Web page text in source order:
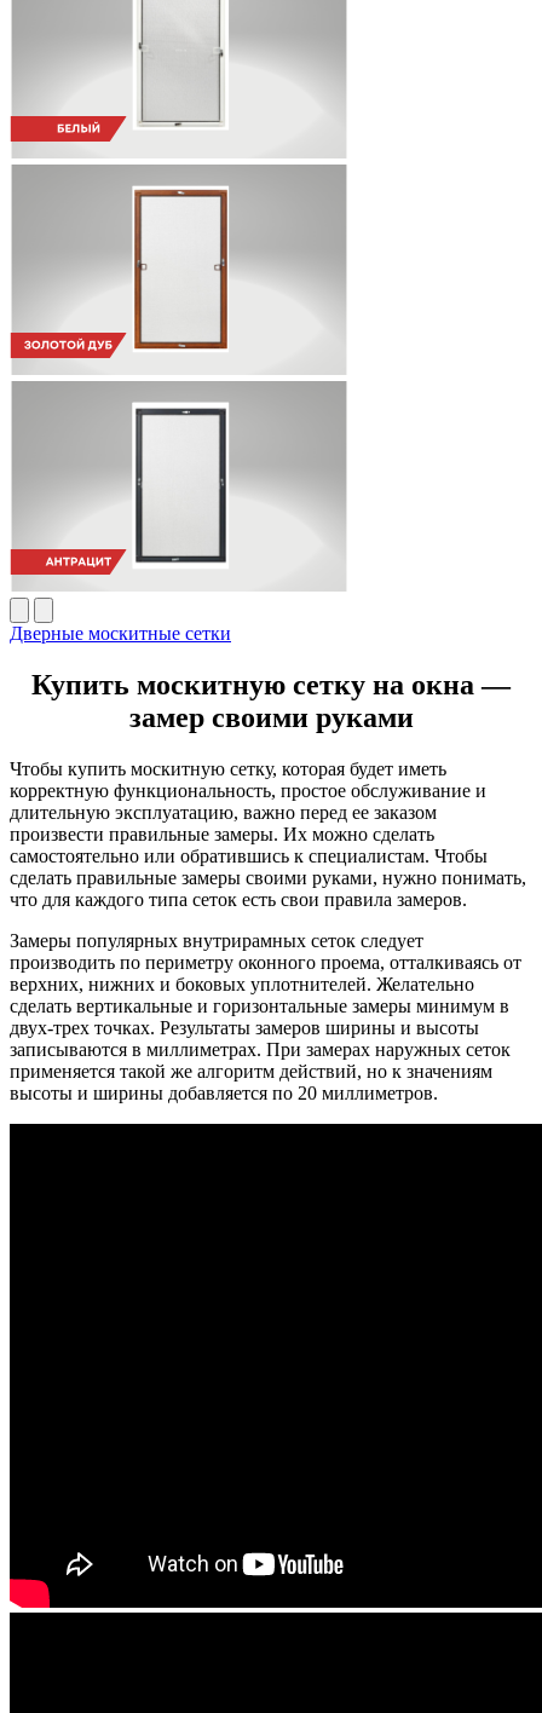
Дверные москитные сетки
Купить москитную сетку на окна —
замер своими руками
Чтобы купить москитную сетку, которая будет иметь
корректную функциональность, простое обслуживание и
длительную эксплуатацию, важно перед ее заказом
произвести правильные замеры. Их можно сделать
самостоятельно или обратившись к специалистам. Чтобы
сделать правильные замеры своими руками, нужно понимать,
что для каждого типа сеток есть свои правила замеров.
Замеры популярных внутрирамных сеток следует
производить по периметру оконного проема, отталкиваясь от
верхних, нижних и боковых уплотнителей. Желательно
сделать вертикальные и горизонтальные замеры минимум в
двух-трех точках. Результаты замеров ширины и высоты
записываются в миллиметрах. При замерах наружных сеток
применяется такой же алгоритм действий, но к значениям
высоты и ширины добавляется по 20 миллиметров.